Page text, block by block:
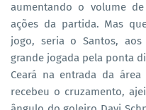
aumentando o volume
ações da partida. Mas
jogo, seria o Santos, aos
grande jogada pela ponta
Ceará na entrada da
recebeu o cruzamento,